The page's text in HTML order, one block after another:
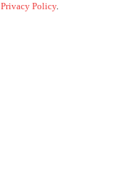
Privacy Policy.